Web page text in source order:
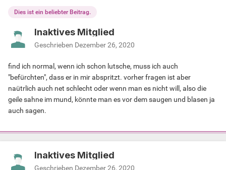
Dies ist ein beliebter Beitrag.
Inaktives Mitglied
Geschrieben Dezember 26, 2020
find ich normal, wenn ich schon lutsche, muss ich auch
"befürchten", dass er in mir abspritzt. vorher fragen ist aber
naütrlich auch net schlecht oder wenn man es nicht will, also die
geile sahne im mund, könnte man es vor dem saugen und blasen ja
auch sagen.
Inaktives Mitglied
Geschrieben Dezember 26, 2020